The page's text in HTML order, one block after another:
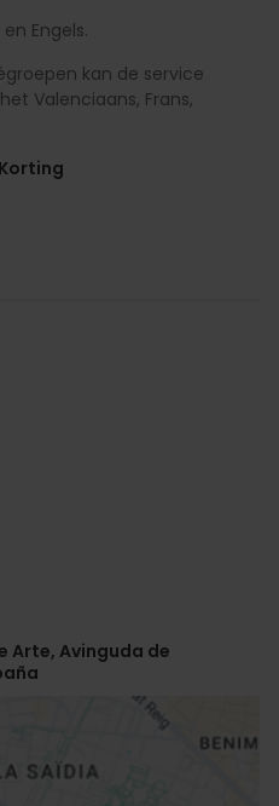
Engels.
kan de service
Valenciaans, Frans,
Arte, Avinguda de